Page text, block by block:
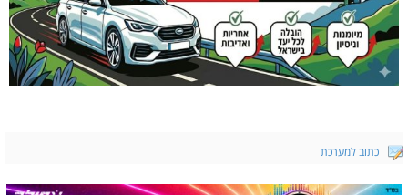
כתוב למערכת